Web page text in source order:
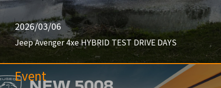
2026/03/06
Jeep Avenger 4xe HYBRID TEST DRIVE DAYS
Event